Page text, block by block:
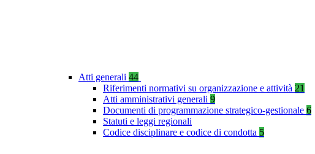
Atti generali 44
Riferimenti normativi su organizzazione e attività 21
Atti amministrativi generali 9
Documenti di programmazione strategico-gestionale 6
Statuti e leggi regionali
Codice disciplinare e codice di condotta 5